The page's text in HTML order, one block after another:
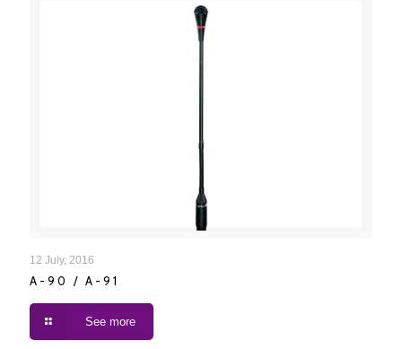
12 July, 2016
A-90 / A-91
See more